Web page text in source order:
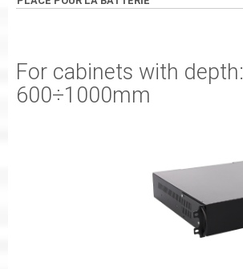
For cabinets with depth:
600÷1000mm